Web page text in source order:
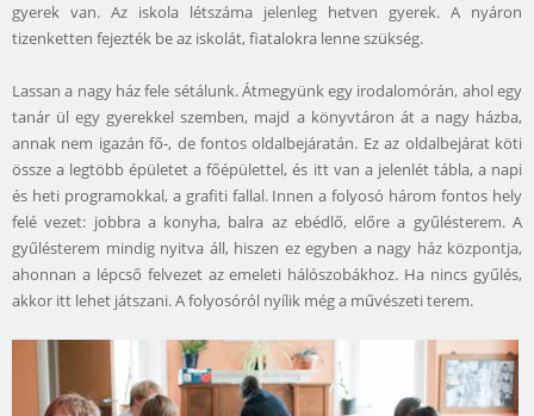
gyerek van. Az iskola létszáma jelenleg hetven gyerek. A nyáron
tizenketten fejezték be az iskolát, fiatalokra lenne szükség.
Lassan a nagy ház fele sétálunk. Átmegyünk egy irodalomórán, ahol egy
tanár ül egy gyerekkel szemben, majd a könyvtáron át a nagy házba,
annak nem igazán fő-, de fontos oldalbejáratán. Ez az oldalbejárat köti
össze a legtöbb épületet a főépülettel, és itt van a jelenlét tábla, a napi
és heti programokkal, a grafiti fallal. Innen a folyosó három fontos hely
felé vezet: jobbra a konyha, balra az ebédlő, előre a gyűlésterem. A
gyűlésterem mindig nyitva áll, hiszen ez egyben a nagy ház központja,
ahonnan a lépcső felvezet az emeleti hálószobákhoz. Ha nincs gyűlés,
akkor itt lehet játszani. A folyosóról nyílik még a művészeti terem.